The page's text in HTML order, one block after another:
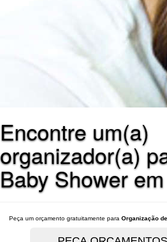
Encontre um(a)
organizador(a)
Baby Shower
Peça um orçamento gratuitamente para Organização